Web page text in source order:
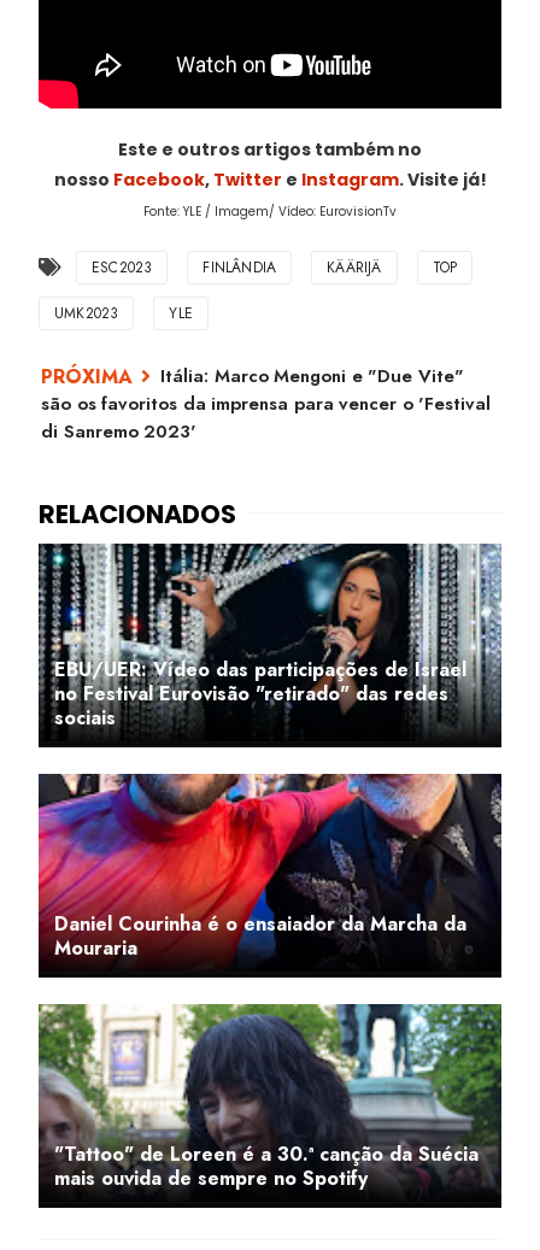
Este e outros artigos também no
nosso Facebook, Twitter e Instagram. Visite já!
Fonte: YLE / Imagem/ Vídeo: EurovisionTv
ESC2023 FINLÂNDIA KÄÄRIJÄ TOP
UMK2023 YLE
Itália: Marco Mengoni e "Due Vite"
são os favoritos da imprensa para vencer o 'Festival
di Sanremo 2023'
EBU/UER: Vídeo das participações de Israel
no Festival Eurovisão "retirado" das redes
sociais
Daniel Courinha é o ensaiador da Marcha da
Mouraria
"Tattoo" de Loreen é a 30.ª canção da Suécia
mais ouvida de sempre no Spotify